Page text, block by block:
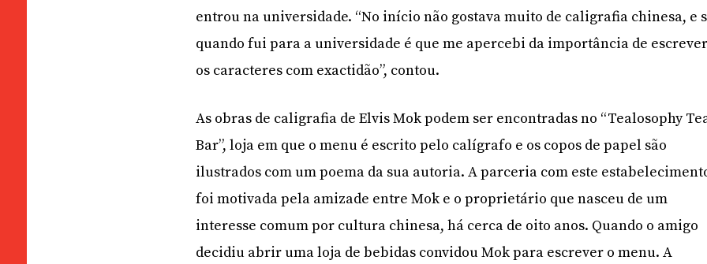
entrou na universidade. “No início não gostava muito de caligrafia chinesa, e
quando fui para a universidade é que me apercebi da importância de escrever
os caracteres com exactidão”, contou.
As obras de caligrafia de Elvis Mok podem ser encontradas no “Tealosophy
Bar”, loja em que o menu é escrito pelo calígrafo e os copos de papel são
ilustrados com um poema da sua autoria. A parceria com este
foi motivada pela amizade entre Mok e o proprietário que nasceu de um
interesse comum por cultura chinesa, há cerca de oito anos. Quando o amigo
decidiu abrir uma loja de bebidas convidou Mok para escrever o menu. A